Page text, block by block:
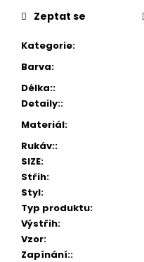
Kategorie:
Barva:
Délka::
Detaily::
Materiál:
Rukáv::
SIZE:
Střih:
Styl:
Typ produktu:
Výstřih:
Vzor:
Zapínání::
Zeptat se